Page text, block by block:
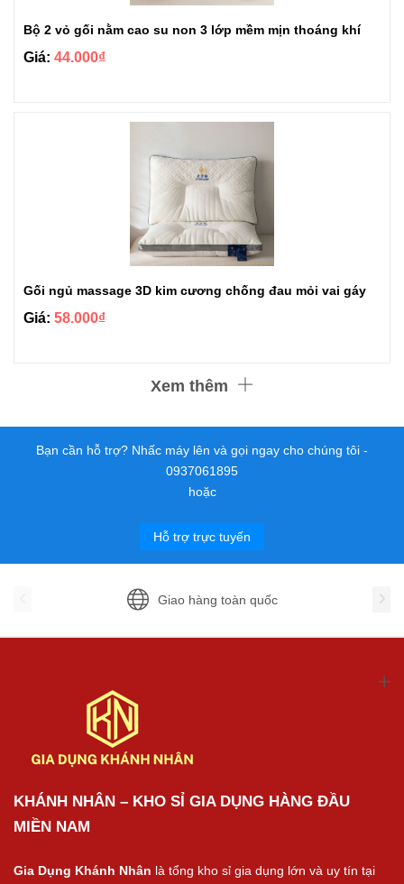
Bộ 2 vỏ gối nằm cao su non 3 lớp mềm mịn thoáng khí
Giá: 44.000₫
Gối ngủ massage 3D kim cương chống đau mỏi vai gáy
Giá: 58.000₫
Xem thêm
Bạn cần hỗ trợ? Nhấc máy lên và gọi ngay cho chúng tôi -
0937061895
hoặc
Hỗ trợ trực tuyến
Giao hàng toàn quốc
KHÁNH NHÂN – KHO SỈ GIA DỤNG HÀNG ĐẦU
MIỀN NAM
Gia Dụng Khánh Nhân là tổng kho sỉ gia dụng lớn và uy tín tại